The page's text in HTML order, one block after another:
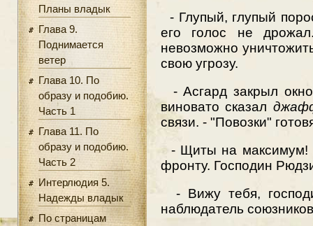
Планы владык
Глава 9.
Поднимается
ветер
Глава 10. По
образу и подобию.
Часть 1
Глава 11. По
образу и подобию.
Часть 2
Интерлюдия 5.
Надежды владык
По страницам
- Глупый, глупый
его голос не
невозможно
свою угрозу.
- Асгард закрыл
виновато сказал
связи. - "Повозки"
- Щиты на максимум!
фронту. Господин
- Вижу тебя,
наблюдатель